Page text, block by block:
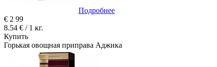
Подробнее
€ 2 99
8.54 € / 1 кг.
Купить
Горькая овощная приправа Аджика